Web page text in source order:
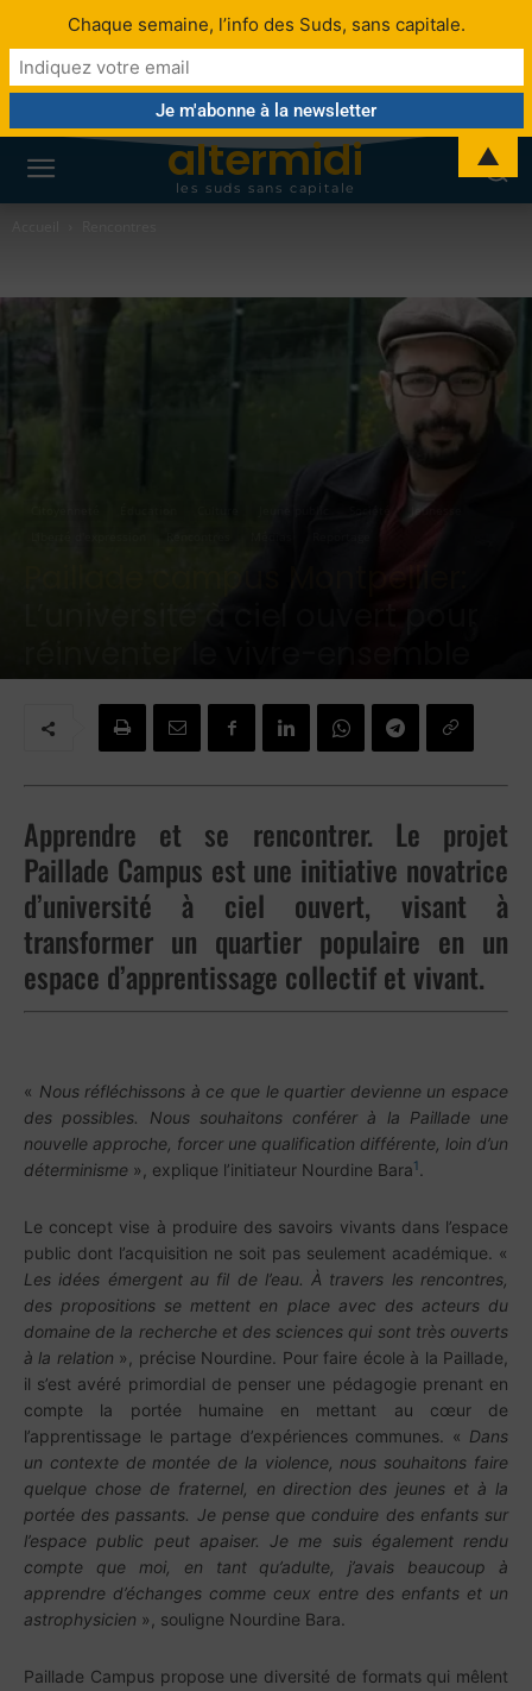
altermidi
les suds sans capitale
Jeunesse
Paillade campus Montpellier:
Apprendre et se rencontrer. Le projet
Paillade Campus est une initiative novatrice
d’université à ciel ouvert, visant à
transformer un quartier populaire en un
espace d’apprentissage collectif et vivant.
« Nous réfléchissons à ce que le quartier devienne un espace
des possibles. Nous souhaitons conférer à la Paillade une
nouvelle approche, forcer une qualification différente, loin d’un
déterminisme », explique l’initiateur Nourdine Bara1.
Le concept vise à produire des savoirs vivants dans l’espace
public dont l’acquisition ne soit pas seulement académique. «
Les idées émergent au fil de l’eau. À travers les rencontres,
des propositions se mettent en place avec des acteurs du
domaine de la recherche et des sciences qui sont très ouverts
à la relation », précise Nourdine. Pour faire école à la Paillade,
il s’est avéré primordial de penser une pédagogie prenant en
compte la portée humaine en mettant au cœur de
l’apprentissage le partage d’expériences communes. « Dans
un contexte de montée de la violence, nous souhaitons faire
quelque chose de fraternel, en direction des jeunes et à la
portée des passants. Je pense que conduire des enfants sur
l’espace public peut apaiser. Je me suis également rendu
compte que moi, en tant qu’adulte, j’avais beaucoup à
apprendre d’échanges comme ceux entre des enfants et un
astrophysicien », souligne Nourdine Bara.
Paillade Campus propose une diversité de formats qui mêlent
Chaque semaine, l’info des Suds, sans capitale.
▲